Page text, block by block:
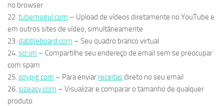
no browser
22. tubemogul.com – Upload de vídeos diretamente no YouTube e
em outros sites de vídeo, simultâneamente
23. dabbleboard.com – Seu quadro branco virtual
24. scr.im – Compartilhe seu endereço de email sem se preocupar
com spam
25. spypig.com – Para enviar receitasdireto no seu email
26. sizeasy.com – Visualizar e comparar o tamanho de qualquer
produto